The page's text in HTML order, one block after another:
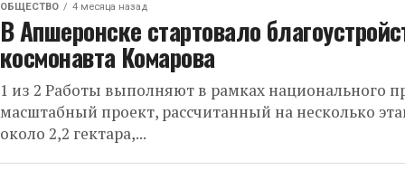
ОБЩЕСТВО 4 месяца назад
В Апшеронске стартовало
космонавта Комарова
1 из 2 Работы выполняют в рамках национального
масштабный проект, рассчитанный на несколько
около 2,2 гектара,...